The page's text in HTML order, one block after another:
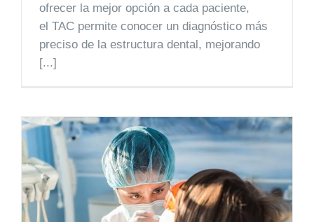
ofrecer la mejor opción a cada paciente,
el TAC permite conocer un diagnóstico más
preciso de la estructura dental, mejorando
[...]